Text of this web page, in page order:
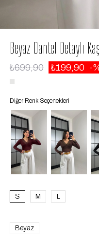
Beyaz Dantel Detaylı
₺699,90 ₺199,90
Diğer Renk Seçenekleri
S M
Beyaz